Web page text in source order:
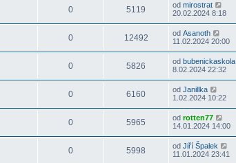
0 5119 od mirostrat
20.02.2024 8:18
0 12492 od Asanoth
11.02.2024 20:00
0 5826 od bubenickaskola
8.02.2024 22:32
0 6160 od Janillka
1.02.2024 10:22
0 5965 od rotten77
14.01.2024 14:00
0 5998 od Jiří Špalek
11.01.2024 23:41